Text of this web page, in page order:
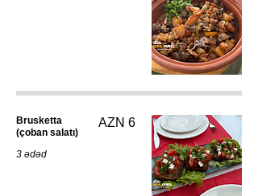
Brusketta
(çoban salatı)
3 ədəd
AZN 6